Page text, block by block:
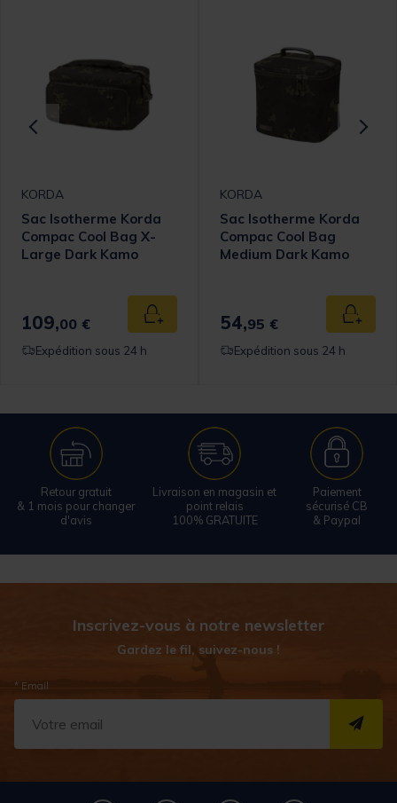
panier
KORDA
Sac Isotherme Korda
Compac Cool Bag X-
Large Dark Kamo
109,00 € Ajouter au panier
Expédition sous 24 h
KORDA
Sac Isotherme Korda
Compac Cool Bag
Medium Dark Kamo
54,95 €
Expédition sous 24 h
Retour gratuit
& 1 mois pour changer
d'avis
Livraison en magasin et
point relais
100% GRATUITE
Paiement
sécurisé CB
& Paypal
Inscrivez-vous à notre newsletter
Gardez le fil, suivez-nous !
* Email